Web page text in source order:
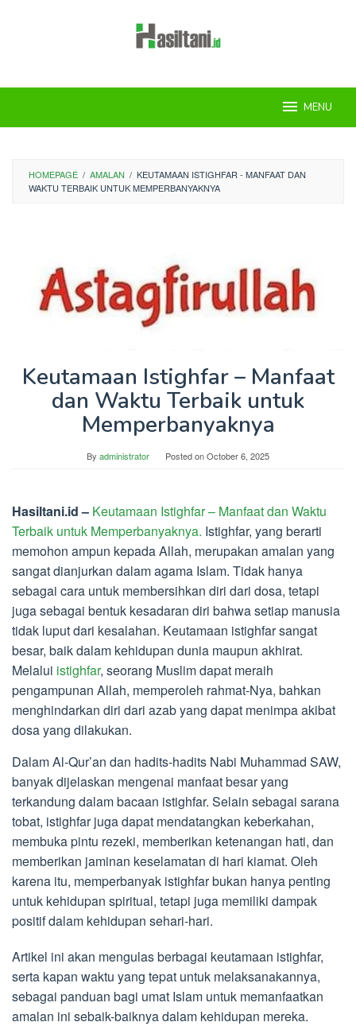
MENU
HOMEPAGE / AMALAN / KEUTAMAAN ISTIGHFAR - MANFAAT DAN
WAKTU TERBAIK UNTUK MEMPERBANYAKNYA
Keutamaan Istighfar – Manfaat
dan Waktu Terbaik untuk
Memperbanyaknya
By administrator Posted onOctober 6, 2025
Hasiltani.id – Keutamaan Istighfar – Manfaat dan Waktu
Terbaik untuk Memperbanyaknya. Istighfar, yang berarti
memohon ampun kepada Allah, merupakan amalan yang
sangat dianjurkan dalam agama Islam. Tidak hanya
sebagai cara untuk membersihkan diri dari dosa, tetapi
juga sebagai bentuk kesadaran diri bahwa setiap manusia
tidak luput dari kesalahan. Keutamaan istighfar sangat
besar, baik dalam kehidupan dunia maupun akhirat.
Melalui istighfar, seorang Muslim dapat meraih
pengampunan Allah, memperoleh rahmat-Nya, bahkan
menghindarkan diri dari azab yang dapat menimpa akibat
dosa yang dilakukan.
Dalam Al-Qur’an dan hadits-hadits Nabi Muhammad SAW,
banyak dijelaskan mengenai manfaat besar yang
terkandung dalam bacaan istighfar. Selain sebagai sarana
tobat, istighfar juga dapat mendatangkan keberkahan,
membuka pintu rezeki, memberikan ketenangan hati, dan
memberikan jaminan keselamatan di hari kiamat. Oleh
karena itu, memperbanyak istighfar bukan hanya penting
untuk kehidupan spiritual, tetapi juga memiliki dampak
positif dalam kehidupan sehari-hari.
Artikel ini akan mengulas berbagai keutamaan istighfar,
serta kapan waktu yang tepat untuk melaksanakannya,
sebagai panduan bagi umat Islam untuk memanfaatkan
amalan ini sebaik-baiknya dalam kehidupan mereka.